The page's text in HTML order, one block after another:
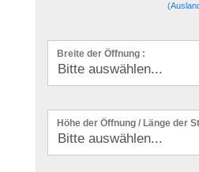
Breite der Öffnung :
Höhe der Öffnung / Länge der